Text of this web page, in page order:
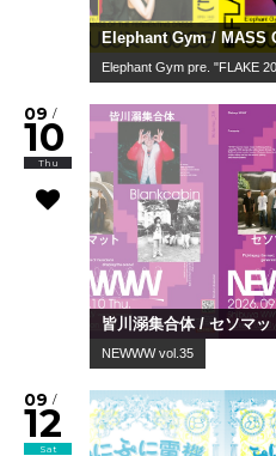
Elephant Gym / MASS
Elephant Gym pre. "FLAKE
09 /
10
Thu
皆川溺集合体 / セソマ
NEWWW vol.35
09 /
12
Sat